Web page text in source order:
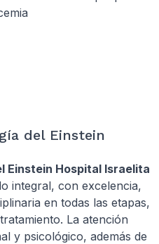
del Einstein
Einstein Hospital Israelita
integral, con excelencia,
en todas las etapas,
La atención
y psicológico, además de